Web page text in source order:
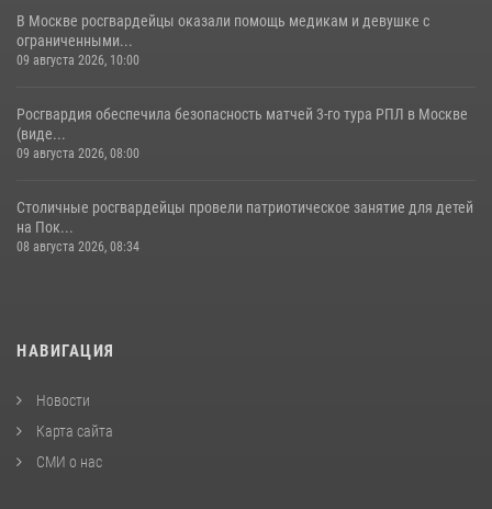
В Москве росгвардейцы оказали помощь медикам и девушке с
ограниченными...
09 августа 2026, 10:00
Росгвардия обеспечила безопасность матчей 3-го тура РПЛ в Москве
(виде...
09 августа 2026, 08:00
Столичные росгвардейцы провели патриотическое занятие для детей
на Пок...
08 августа 2026, 08:34
НАВИГАЦИЯ
Новости
Карта сайта
СМИ о нас